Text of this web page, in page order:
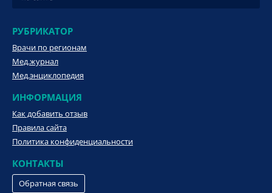
РУБРИКАТОР
Врачи по регионам
Мед.журнал
Мед.энциклопедия
ИНФОРМАЦИЯ
Как добавить отзыв
Правила сайта
Политика конфиденциальности
КОНТАКТЫ
Обратная связь